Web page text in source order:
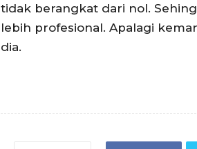
tidak berangkat dari nol.
lebih profesional. Apalagi
dia.